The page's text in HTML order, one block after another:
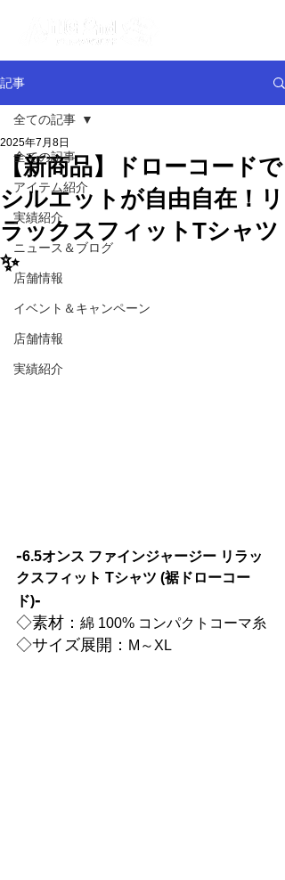
記事
全ての記事
アイテム紹介
実績紹介
ニュース＆ブログ
店舗情報
イベント＆キャンペーン
店舗情報
実績紹介
全ての記事
【新商品】ドローコードで
シルエットが自由自在！リ
ラックスフィットTシャツ
✨
2025年7月8日
-6.5オンス ファインジャージー リラッ
クスフィット Tシャツ (裾ドローコー
ド)-
◇素材： 綿 100% コンパクトコーマ糸
◇サイズ展開： M～XL